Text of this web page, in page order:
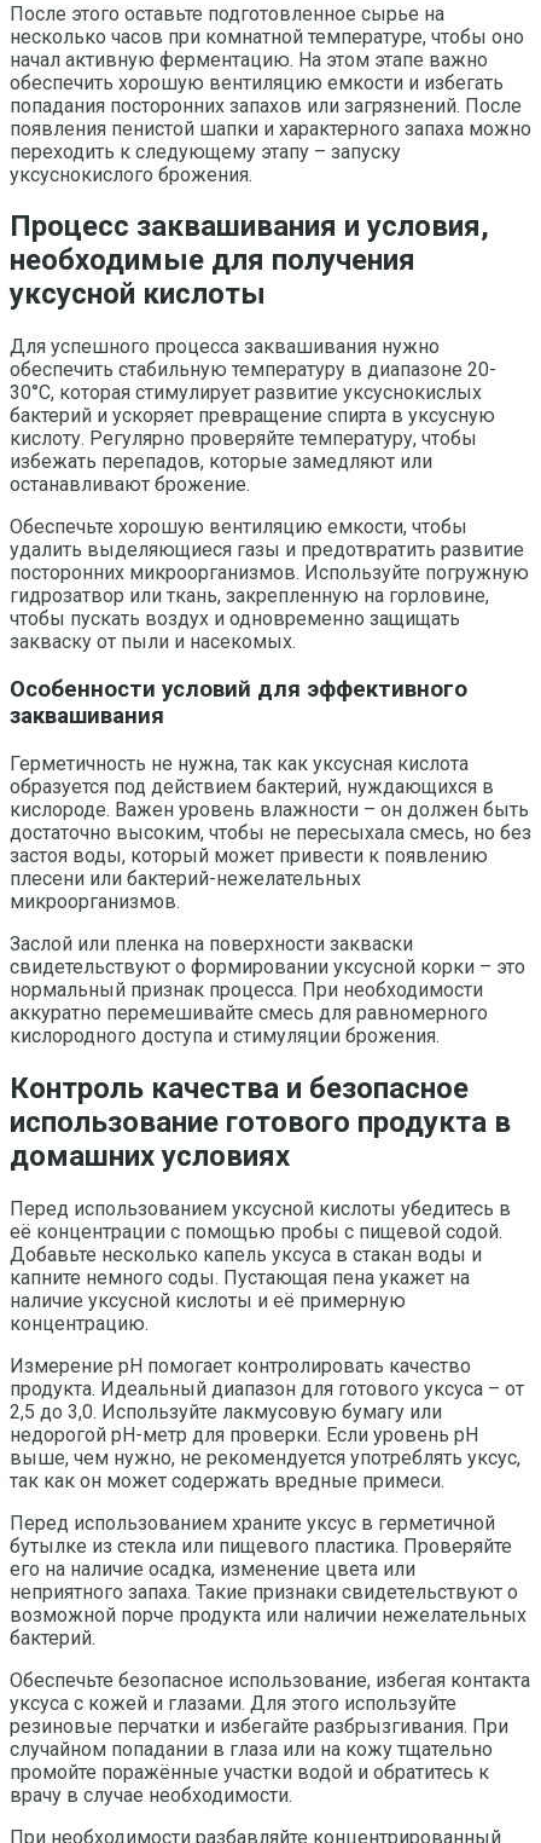
После этого оставьте подготовленное сырье на
несколько часов при комнатной температуре, чтобы оно
начал активную ферментацию. На этом этапе важно
обеспечить хорошую вентиляцию емкости и избегать
попадания посторонних запахов или загрязнений. После
появления пенистой шапки и характерного запаха можно
переходить к следующему этапу – запуску
уксуснокислого брожения.
Процесс заквашивания и условия,
необходимые для получения
уксусной кислоты
Для успешного процесса заквашивания нужно
обеспечить стабильную температуру в диапазоне 20-
30°C, которая стимулирует развитие уксуснокислых
бактерий и ускоряет превращение спирта в уксусную
кислоту. Регулярно проверяйте температуру, чтобы
избежать перепадов, которые замедляют или
останавливают брожение.
Обеспечьте хорошую вентиляцию емкости, чтобы
удалить выделяющиеся газы и предотвратить развитие
посторонних микроорганизмов. Используйте погружную
гидрозатвор или ткань, закрепленную на горловине,
чтобы пускать воздух и одновременно защищать
закваску от пыли и насекомых.
Особенности условий для эффективного
заквашивания
Герметичность не нужна, так как уксусная кислота
образуется под действием бактерий, нуждающихся в
кислороде. Важен уровень влажности – он должен быть
достаточно высоким, чтобы не пересыхала смесь, но без
застоя воды, который может привести к появлению
плесени или бактерий-нежелательных
микроорганизмов.
Заслой или пленка на поверхности закваски
свидетельствуют о формировании уксусной корки – это
нормальный признак процесса. При необходимости
аккуратно перемешивайте смесь для равномерного
кислородного доступа и стимуляции брожения.
Контроль качества и безопасное
использование готового продукта в
домашних условиях
Перед использованием уксусной кислоты убедитесь в
её концентрации с помощью пробы с пищевой содой.
Добавьте несколько капель уксуса в стакан воды и
капните немного соды. Пустающая пена укажет на
наличие уксусной кислоты и её примерную
концентрацию.
Измерение рН помогает контролировать качество
продукта. Идеальный диапазон для готового уксуса – от
2,5 до 3,0. Используйте лакмусовую бумагу или
недорогой pH-метр для проверки. Если уровень рН
выше, чем нужно, не рекомендуется употреблять уксус,
так как он может содержать вредные примеси.
Перед использованием храните уксус в герметичной
бутылке из стекла или пищевого пластика. Проверяйте
его на наличие осадка, изменение цвета или
неприятного запаха. Такие признаки свидетельствуют о
возможной порче продукта или наличии нежелательных
бактерий.
Обеспечьте безопасное использование, избегая контакта
уксуса с кожей и глазами. Для этого используйте
резиновые перчатки и избегайте разбрызгивания. При
случайном попадании в глаза или на кожу тщательно
промойте поражённые участки водой и обратитесь к
врачу в случае необходимости.
При необходимости разбавляйте концентрированный